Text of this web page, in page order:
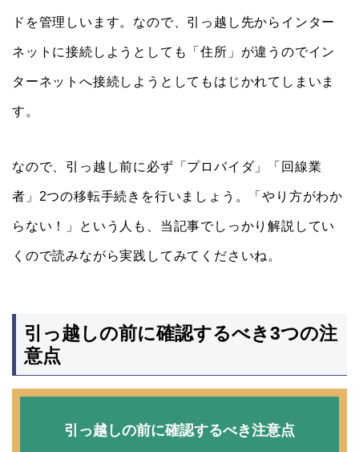
ドを管理しいます。なので、引っ越し先からインター
ネットに接続しようとしても「住所」が違うのでイン
ターネットへ接続しようとしてもはじかれてしまいま
す。
なので、引っ越し前に必ず「プロバイダ」「回線業
者」2つの移転手続きを行いましょう。「やり方がわか
らない！」という人も、当記事でしっかり解説してい
くので読みながら実践してみてくださいね。
引っ越しの前に確認するべき3つの注
意点
引っ越しの前に確認するべき注意点